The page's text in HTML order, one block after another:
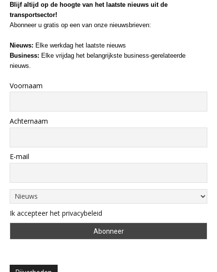
Blijf altijd op de hoogte van het laatste nieuws uit de
transportsector!
Abonneer u gratis op een van onze nieuwsbrieven:
Nieuws: Elke werkdag het laatste nieuws
Business: Elke vrijdag het belangrijkste business-gerelateerde
nieuws.
Voornaam
Achternaam
E-mail
Ik accepteer het privacybeleid